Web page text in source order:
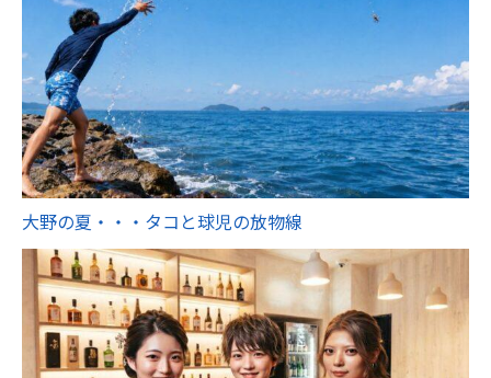
大野の夏・・・タコと球児の放物線